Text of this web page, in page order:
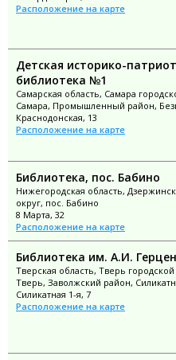
Расположение на карте
Детская историко-
библиотека №1
Самарская область, Самара
Самара, Промышленный район,
Краснодонская, 13
Расположение на карте
Библиотека, пос. Бабино
Нижегородская область,
округ, пос. Бабино
8 Марта, 32
Расположение на карте
Библиотека им. А.И.
Тверская область, Тверь городской
Тверь, Заволжский район,
Силикатная 1-я, 7
Расположение на карте